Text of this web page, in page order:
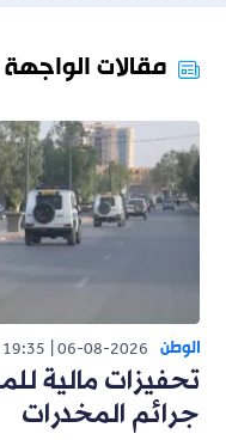
مقالات الواجهة
الوطن 06-08-2026
19:35
تحفيزات مالية
جرائم المخدرات